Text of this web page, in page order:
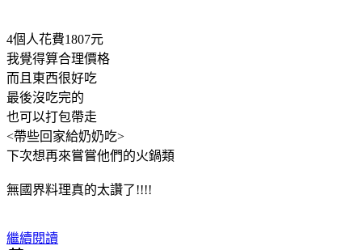
4個人花費1807元
我覺得算合理價格
而且東西很好吃
最後沒吃完的
也可以打包帶走
<帶些回家給奶奶吃>
下次想再來嘗嘗他們的火鍋類
無國界料理真的太讚了!!!!
繼續閱讀